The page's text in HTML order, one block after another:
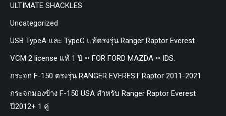
ULTIMATE SHACKLES
Uncategorized
USB TypeA และ TypeC แท้ตรงรุ่น Ranger Raptor Everest
VCM 2 license แท้ 1 ปี •• FOR FORD MAZDA •• IDS.
กระจก F-150 ตรงรุ่น RANGER EVEREST Raptor 2011-2021
กระจกมองข้าง F-150 USA สำหรับ Ranger Raptor Everest
ปี2012+ 1 คู่